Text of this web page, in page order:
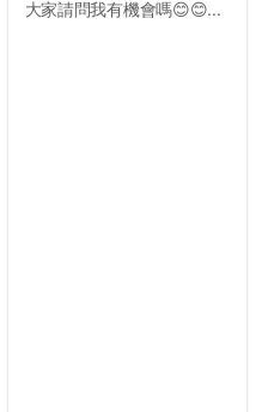
大家請問我有機會嗎😊😊...